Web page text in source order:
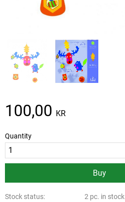
100,00 KR
Quantity
Buy
Stock status
2 pc. in stock